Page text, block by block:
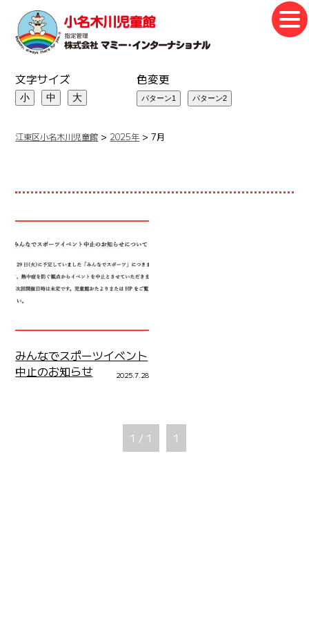
文字サイズ
小 中 大
色変更
江東区小名木川児童館 > 2025年 >7月
みんなでスポーツイベント
中止のお知らせ
2025.7.28
1 / 1 1